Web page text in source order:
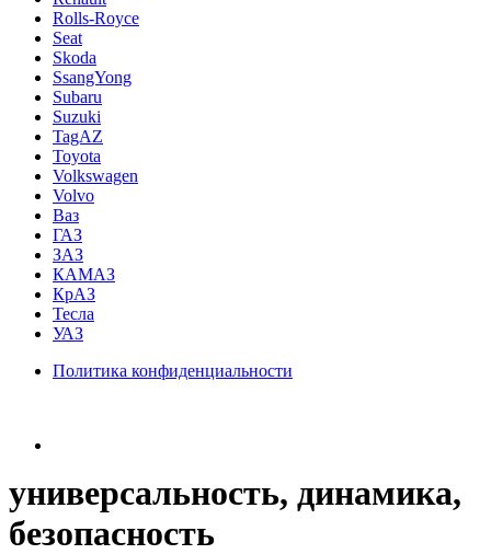
Rolls-Royce
Seat
Skoda
SsangYong
Subaru
Suzuki
TagAZ
Toyota
Volkswagen
Volvo
Ваз
ГАЗ
ЗАЗ
КАМАЗ
КрАЗ
Тесла
УАЗ
Политика конфиденциальности
универсальность, динамика,
безопасность